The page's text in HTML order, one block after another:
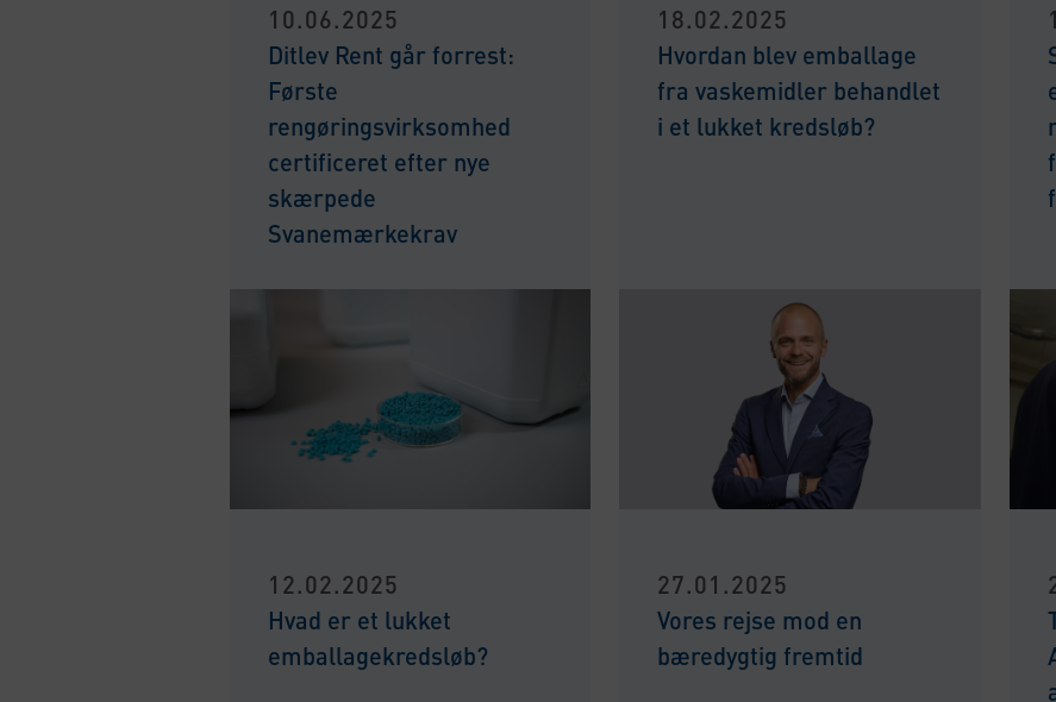
10.06.2025
Ditlev Rent går forrest:
Første
rengøringsvirksomhed
certificeret efter nye
skærpede
Svanemærkekrav
18.02.2025
Hvordan blev emballage
fra vaskemidler behandlet
i et lukket kredsløb?
12.02.2025
Hvad er et lukket
emballagekredsløb?
27.01.2025
Vores rejse mod en
bæredygtig fremtid